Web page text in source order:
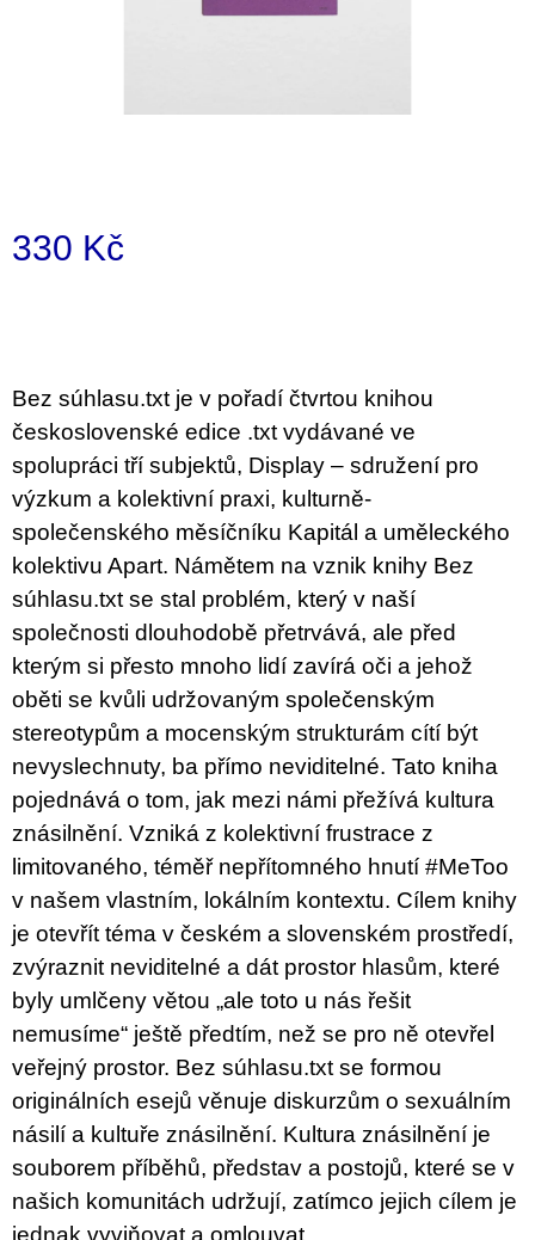
330 Kč
Bez súhlasu.txt je v pořadí čtvrtou knihou
československé edice .txt vydávané ve
spolupráci tří subjektů, Display – sdružení pro
výzkum a kolektivní praxi, kulturně-
společenského měsíčníku Kapitál a uměleckého
kolektivu Apart. Námětem na vznik knihy Bez
súhlasu.txt se stal problém, který v naší
společnosti dlouhodobě přetrvává, ale před
kterým si přesto mnoho lidí zavírá oči a jehož
oběti se kvůli udržovaným společenským
stereotypům a mocenským strukturám cítí být
nevyslechnuty, ba přímo neviditelné. Tato kniha
pojednává o tom, jak mezi námi přežívá kultura
znásilnění. Vzniká z kolektivní frustrace z
limitovaného, ​​téměř nepřítomného hnutí #MeToo
v našem vlastním, lokálním kontextu. Cílem knihy
je otevřít téma v českém a slovenském prostředí,
zvýraznit neviditelné a dát prostor hlasům, které
byly umlčeny větou „ale toto u nás řešit
nemusíme“ ještě předtím, než se pro ně otevřel
veřejný prostor. Bez súhlasu.txt se formou
originálních esejů věnuje diskurzům o sexuálním
násilí a kultuře znásilnění. Kultura znásilnění je
souborem příběhů, představ a postojů, které se v
našich komunitách udržují, zatímco jejich cílem je
jednak vyviňovat a omlouvat
D
o
p
r
u
č
u
j
e
m
e
PŘIŠEL
ČAS
NA
DRUHOU
:
SMĚNU
VÝBĚR
Z
TEXTŮ
2022 –
2025
350
Kč